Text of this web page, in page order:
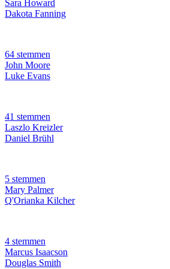
Sara Howard
Dakota Fanning
64 stemmen
John Moore
Luke Evans
41 stemmen
Laszlo Kreizler
Daniel Brühl
5 stemmen
Mary Palmer
Q'Orianka Kilcher
4 stemmen
Marcus Isaacson
Douglas Smith